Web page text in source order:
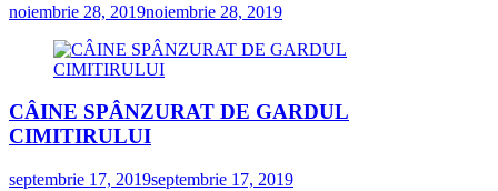
noiembrie 28, 2019noiembrie 28, 2019
CÂINE SPÂNZURAT DE GARDUL
CIMITIRULUI
septembrie 17, 2019septembrie 17, 2019